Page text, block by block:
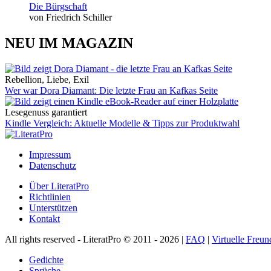
Die Bürgschaft
von Friedrich Schiller
NEU IM MAGAZIN
Rebellion, Liebe, Exil
Wer war Dora Diamant: Die letzte Frau an Kafkas Seite
Lesegenuss garantiert
Kindle Vergleich: Aktuelle Modelle & Tipps zur Produktwahl
Impressum
Datenschutz
Über LiteratPro
Richtlinien
Unterstützen
Kontakt
All rights reserved - LiteratPro © 2011 - 2026 | FAQ | Virtuelle
Gedichte